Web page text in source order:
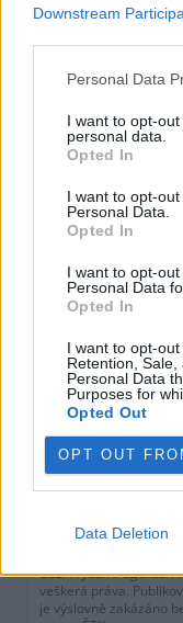
Downstream
Personal Data
I want to opt-
personal data.
Opted In
I want to opt-
Personal Data.
Opted In
I want to opt-
Personal Data
Opted In
I want to opt-out
Retention,
Personal Data
Purposes for
Opted Out
OPT OUT
Data Deletion
BEZK využívá
veškerá práva.
je výslovně zakázáno